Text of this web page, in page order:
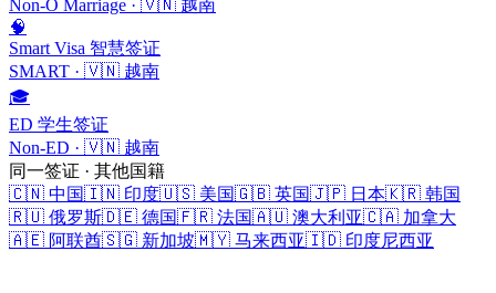
Non-O Marriage · 🇻🇳 越南
🧠
Smart Visa 智慧签证
SMART · 🇻🇳 越南
🎓
ED 学生签证
Non-ED · 🇻🇳 越南
同一签证 · 其他国籍
🇨🇳 中国🇮🇳 印度🇺🇸 美国🇬🇧 英国🇯🇵 日本🇰🇷 韩国
🇷🇺 俄罗斯🇩🇪 德国🇫🇷 法国🇦🇺 澳大利亚🇨🇦 加拿大
🇦🇪 阿联酋🇸🇬 新加坡🇲🇾 马来西亚🇮🇩 印度尼西亚